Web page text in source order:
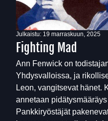
Julkaistu: 19 marraskuun, 2025
Fighting Mad
Ann Fenwick on
Yhdysvalloissa, ja
Leon, vangitsevat hänet.
annetaan
Pankkiryöstäjät